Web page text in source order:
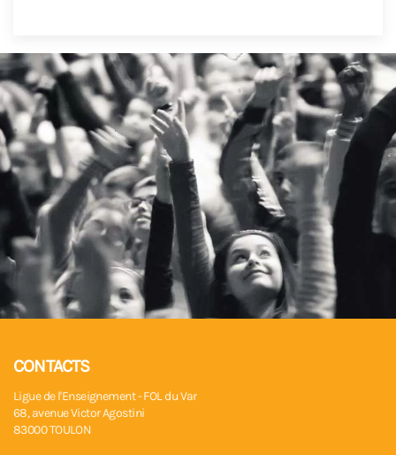
CONTACTS
Ligue de l'Enseignement - FOL du Var
68, avenue Victor Agostini
83000 TOULON